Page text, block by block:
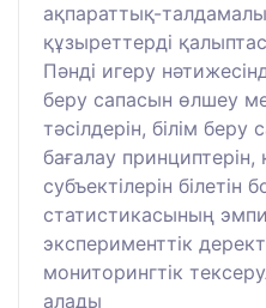
ақпараттық-
құзыреттерді
Пәнді игеру
беру сапасын өлшеу
тәсілдерін, білім беру
бағалау принциптерін,
субъектілерін білетін
статистикасының
эксперименттік
мониторингтік
алады